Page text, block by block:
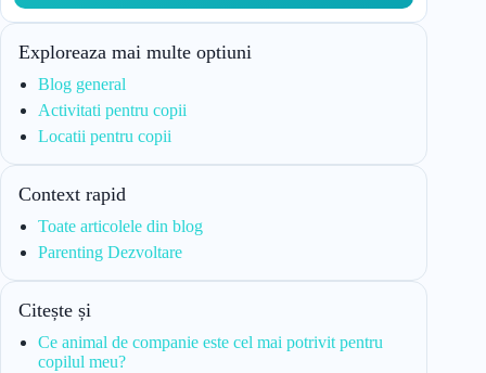
Exploreaza mai multe optiuni
Blog general
Activitati pentru copii
Locatii pentru copii
Context rapid
Toate articolele din blog
Parenting Dezvoltare
Citește și
Ce animal de companie este cel mai potrivit pentru
copilul meu?